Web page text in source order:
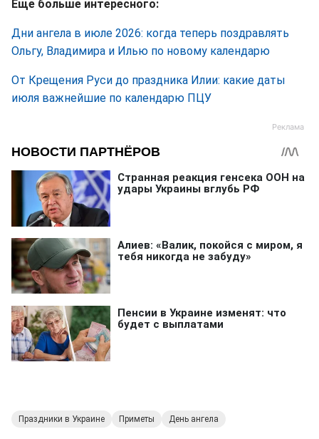
Еще больше интересного:
Дни ангела в июле 2026: когда теперь поздравлять
Ольгу, Владимира и Илью по новому календарю
От Крещения Руси до праздника Илии: какие даты
июля важнейшие по календарю ПЦУ
Праздники в Украине Приметы День ангела